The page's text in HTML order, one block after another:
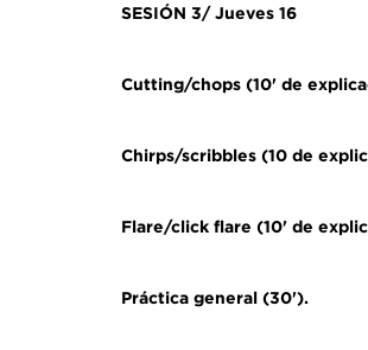
SESIÓN 3/ Jueves 16
Cutting/chops (10' de
Chirps/scribbles (10 de
Flare/click flare (10' de
Práctica general (30').